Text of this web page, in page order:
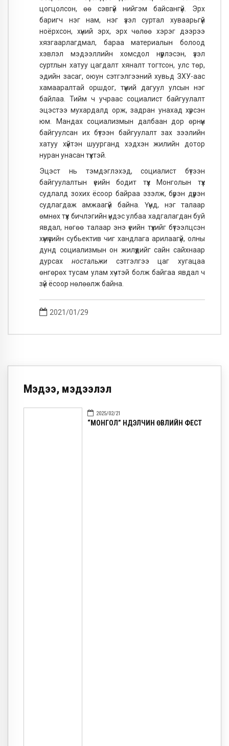
цогцолсон, өө сэвгүй нийгэм байсангүй. Эрх
баригч нэг нам, нэг үзэл суртал хуваарьгүй
ноёрхсон, хүний эрх, эрх чөлөө хэрэг дээрээ
хязгаарлагдмал, бараа материалын болоод
хэвлэл мэдээллийн хомсдол нүүрлэсэн, үзэл
суртлын хатуу цагдалт хяналт тогтсон, улс төр,
эдийн засаг, оюун сэтгэлгээний хувьд ЗХУ-аас
хамааралтай оршдог, түүний дагуул улсын нэг
байлаа. Тийм ч учраас социалист байгуулалт
эцэстээ мухардалд орж, задран унахад хүрсэн
юм. Мандах социализмын далбаан дор өрнүүн
байгуулсан их бүтээн байгуулалт зах зээлийн
хатуу хүйтэн шуурганд хэдхэн жилийн дотор
нуран унасан түүхтэй.
Эцэст нь тэмдэглэхэд, социалист бүтээн
байгуулалтын үеийн бодит түүх Монголын түүх
судлалд зохих ёсоор байраа эзэлж, бүрэн дүүрэн
судлагдаж амжаагүй байна. Үүнд, нэг талаар
өмнөх түүх бичлэгийн үндэс улбаа хадгалагдан буй
явдал, нөгөө талаар энэ үеийн түүхийг бүтээлцсэн
хүмүүсийн субьектив чиг хандлага арилаагүй, олны
дунд социализмын он жилүүдийг сайн сайхнаар
дурсах ностальжисэтгэлгээ цаг хугацаа
өнгөрөх тусам улам хүчтэй болж байгаа явдал ч
зүй ёсоор нөлөөлж байна.
2021/01/29
Мэдээ, мэдээлэл
2025/02/21
“МОНГОЛ” НҮҮДЭЛЧИН ӨВЛИЙН ФЕСТ